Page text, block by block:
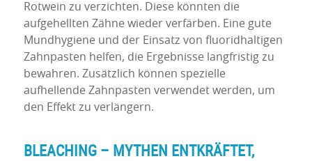
Rotwein zu verzichten. Diese könnten die
aufgehellten Zähne wieder verfärben. Eine gute
Mundhygiene und der Einsatz von fluoridhaltigen
Zahnpasten helfen, die Ergebnisse langfristig zu
bewahren. Zusätzlich können spezielle
aufhellende Zahnpasten verwendet werden, um
den Effekt zu verlängern.
BLEACHING– MYTHEN ENTKRÄFTET,